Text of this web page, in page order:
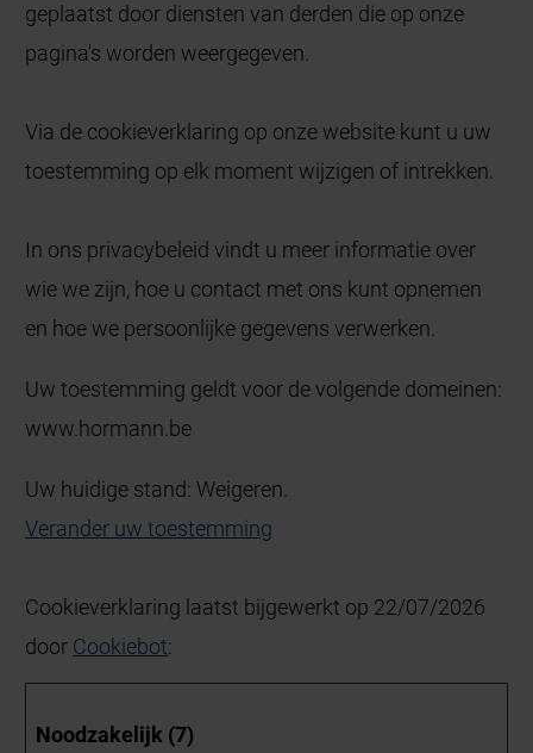
geplaatst door diensten van derden die op onze
pagina's worden weergegeven.
Via de cookieverklaring op onze website kunt u uw
toestemming op elk moment wijzigen of intrekken.
In ons privacybeleid vindt u meer informatie over
wie we zijn, hoe u contact met ons kunt opnemen
en hoe we persoonlijke gegevens verwerken.
Uw toestemming geldt voor de volgende domeinen:
www.hormann.be
Uw huidige stand: Weigeren.
Verander uw toestemming
Cookieverklaring laatst bijgewerkt op 22/07/2026
door Cookiebot:
Noodzakelijk (7)